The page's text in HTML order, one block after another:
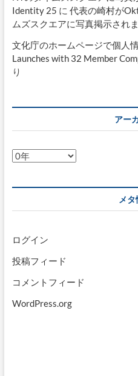
Identity 25 に 代表の崎村が
ムズスクエアに写真掲示され
文化庁のホームページで個人
Launches with 32 Member
り
アー
ア
ブ
メタ
ログイン
投稿フィード
コメントフィード
WordPress.org